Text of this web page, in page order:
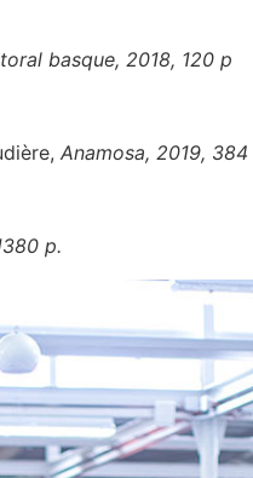
basque, 2018, 120 p
Anamosa, 2019, 384
p.